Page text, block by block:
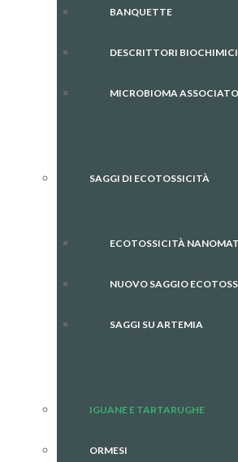
BANQUETTE
DESCRITTORI BIOCHIMICI
MICROBIOMA ASSOCIATO
SAGGI DI ECOTOSSICITÀ
ECOTOSSICITÀ
NUOVO SAGGIO
SAGGI SU ARTEMIA
IGUANE E TARTARUGHE
ORMESI